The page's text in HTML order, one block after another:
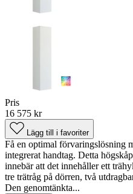
Pris
16 575 kr
Lägg till i favoriter
Få en optimal förvaringslösning
integrerat handtag. Detta
innebär att det innehåller ett
tre trätråg på dörren, två
Den genomtänkta...